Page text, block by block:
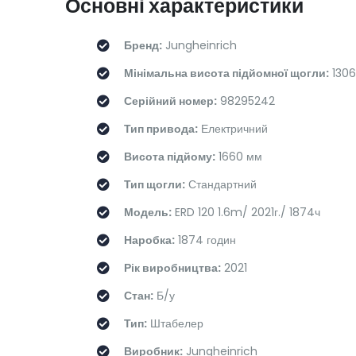
Основні характеристики
Бренд: Jungheinrich
Мінімальна висота підйомної щогли:
Серійний номер: 98295242
Тип привода: Електричний
Висота підйому: 1660 мм
Тип щогли: Стандартний
Модель: ERD 120 1.6m/ 2021г./ 1874ч
Наробка: 1874 годин
Рік виробництва: 2021
Стан: Б/у
Тип: Штабелер
Виробник: Jungheinrich